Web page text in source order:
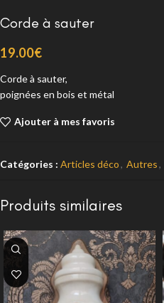
Corde à sauter
19.00€
Corde à sauter,
poignées en bois et métal
Ajouter à mes favoris
Catégories : Articles déco, Autres,
Produits similaires